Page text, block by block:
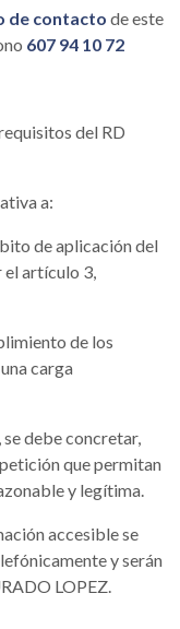
de contacto de este
607 94 10 72
del RD
a:
de aplicación del
el artículo 3,
de los
carga
debe concretar,
que permitan
y legítima.
accesible se
y serán
LOPEZ.